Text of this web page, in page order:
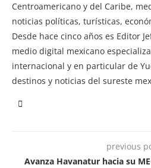
Centroamericano y del Caribe,
noticias políticas, turísticas,
Desde hace cinco años es Editor
medio digital mexicano
internacional y en particular de
destinos y noticias del sureste
previous
Avanza Havanatur hacia su